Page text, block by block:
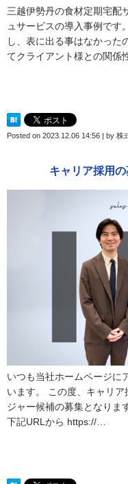
三越伊勢丹の食材定期宅配
ュサービスの導入事例です
し、表に出る事はなかった
てクライアント様との関係
Posted on 2023.12.06 14:56 by 株
キャリア採用
いつも当社ホームページに
います。 この度、キャリ
ジャー候補の募集となりま
下記URLから https://…